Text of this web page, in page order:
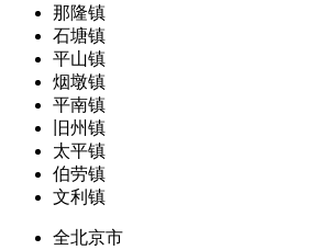
那隆镇
石塘镇
平山镇
烟墩镇
平南镇
旧州镇
太平镇
伯劳镇
文利镇
全北京市